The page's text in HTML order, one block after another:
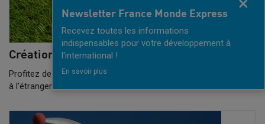
Création d'une filiale
Profitez de formules «clés en main» pour créer votre entreprise
à l'étranger
Newsletter France Monde Express
Recevez toutes les informations
indispensables pour votre développement à
l'international !
En savoir plus